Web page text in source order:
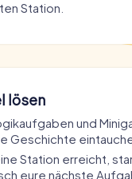
Station.
lösen
und
Geschichte
Station erreicht,
eure nächste